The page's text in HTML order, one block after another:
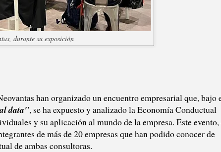
durante su exposición
han organizado un encuentro empresarial que, bajo
data", se ha expuesto y analizado la Economía Conductual
y su aplicación al mundo de la empresa. Este evento,
de más de 20 empresas que han podido conocer de
de ambas consultoras.